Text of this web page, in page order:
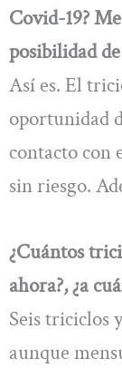
Covid-19?
posibilidad
Así es. El
oportunidad
contacto con
sin riesgo.
¿Cuántos
ahora?, ¿a
Seis triciclos
aunque